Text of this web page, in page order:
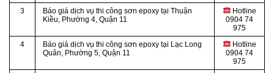
3
Báo giá dịch vụ thi công sơn epoxy tại Thuận
Kiều, Phường 4, Quận 11
Hotline
0904 74
975
4
Báo giá dịch vụ thi công sơn epoxy tại Lạc Long
Quân, Phường 5, Quận 11
Hotline
0904 74
975